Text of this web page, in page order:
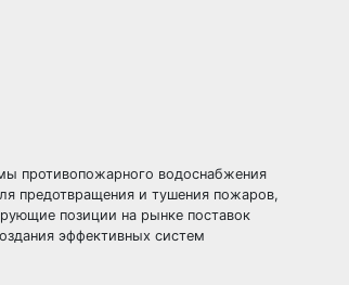
противопожарного водоснабжения
предотвращения и тушения пожаров,
позиции на рынке поставок
эффективных систем